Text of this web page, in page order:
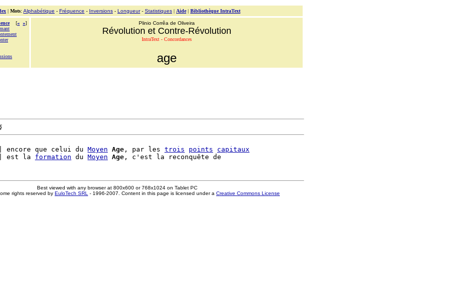
| Mots: Alphabétique - Fréquence - Inversions - Longueur- Statistiques | Aide| Bibliothèque IntraText
[« »]
Plinio Corrêa de Oliveira
Révolution et Contre-Révolution
IntraText - Concordances
age
| encore que celui du Moyen Age , par les trois points
capitaux
| est la formation du Moyen Age
Best viewed with any browser at 800x600 or 768x1024 on Tablet PC
rights reserved by EuloTech SRL - 1996-2007. Content in this page is licensed under a Creative Commons License